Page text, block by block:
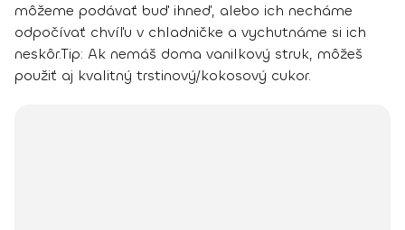
môžeme podávať buď ihneď, alebo ich necháme
odpočívať chvíľu v chladničke a vychutnáme si ich
neskôr.Tip: Ak nemáš doma vanilkový struk, môžeš
použiť aj kvalitný trstinový/kokosový cukor.